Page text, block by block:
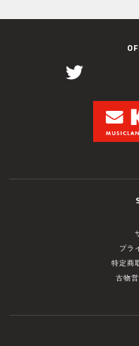
プラ
特定商
古物